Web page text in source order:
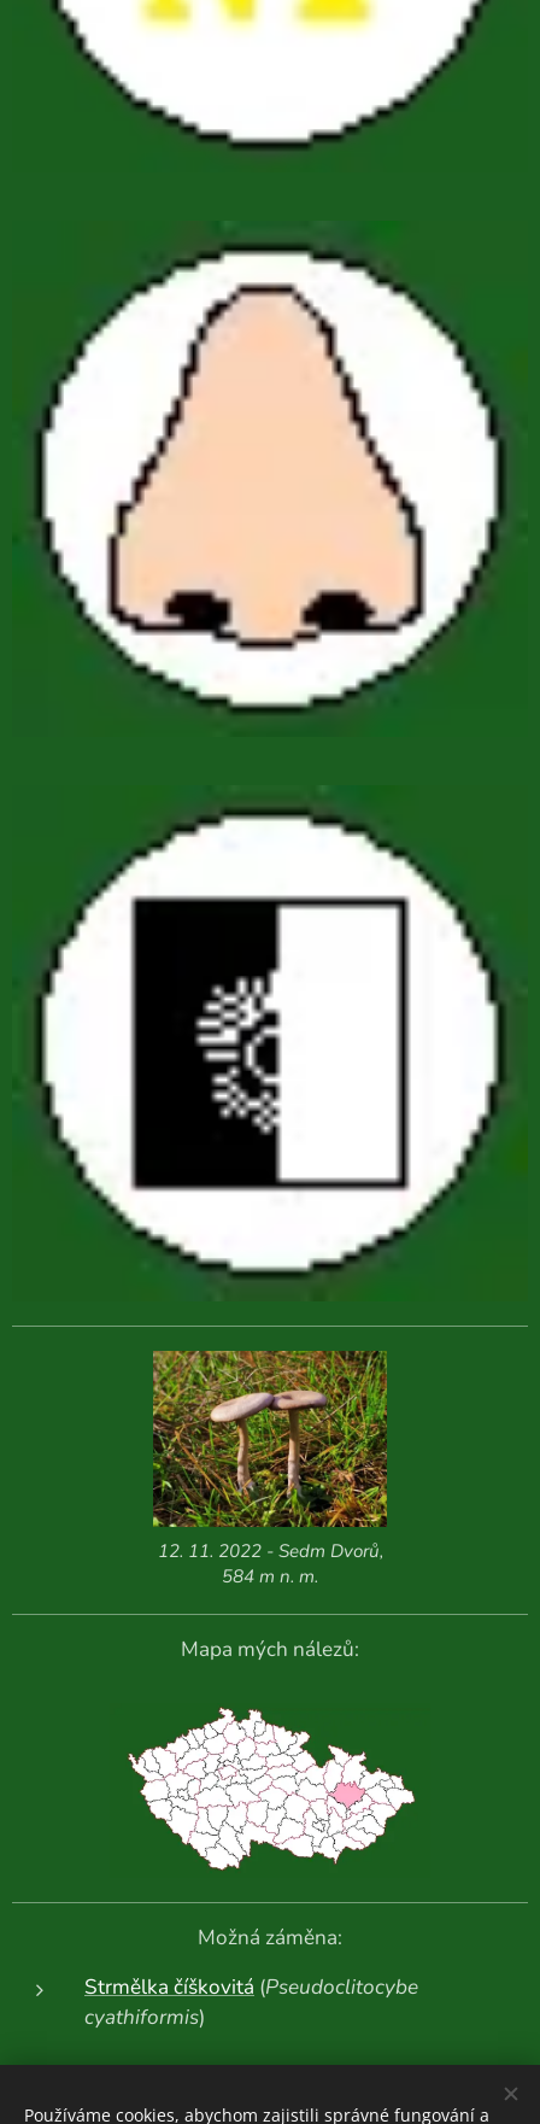
12. 11. 2022 - Sedm Dvorů,
584 m n. m.
Mapa mých nálezů:
Možná záměna:
Strmělka číškovitá (Pseudoclitocybe
cyathiformis)
Další fotografie:
Používáme cookies, abychom zajistili správné fungování a